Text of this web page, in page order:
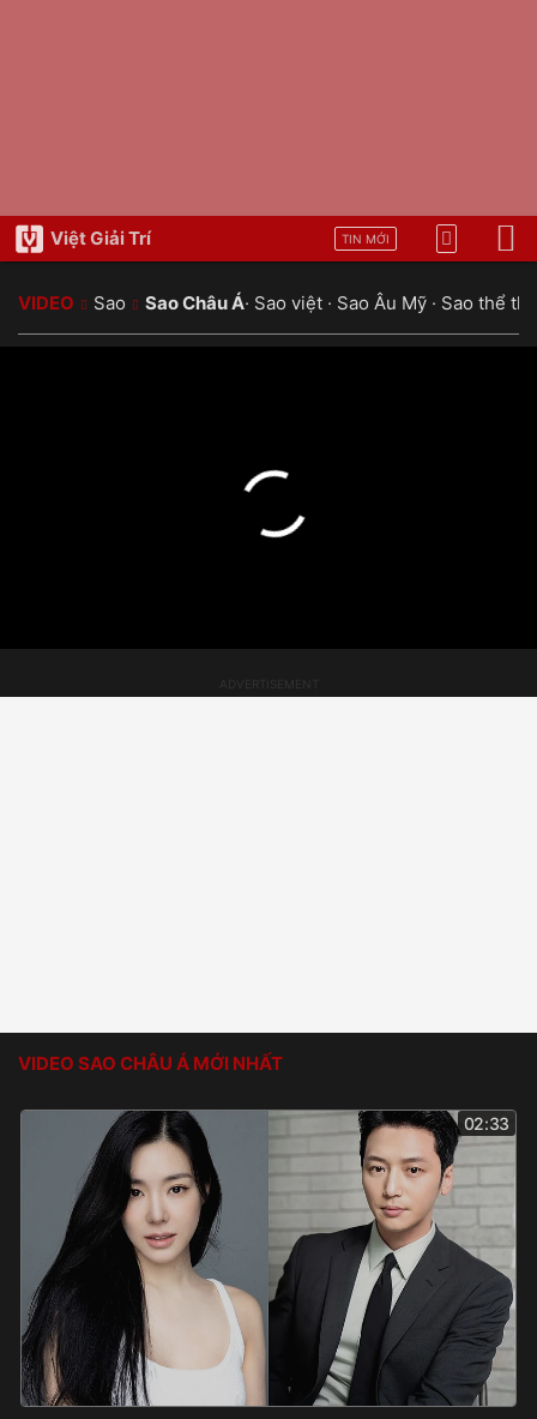
Việt Giải Trí TIN MỚI
VIDEO Sao Sao Châu Á· Sao việt · Sao Âu Mỹ · Sao thể
VIDEO SAO CHÂU Á MỚI NHẤT
02:33